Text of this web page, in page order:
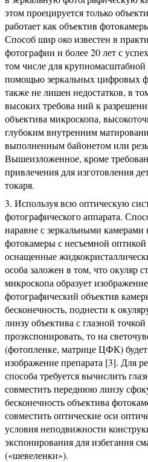
этом проецируется только
работает как объектив
Способ шир око известен в
фотографии и более 20 лет с
том числе для
помощью зеркальных цифровых
также не лишен недостатков, в
высоких требова ний к
объектива микроскопа,
глубоким внутренним
выполненным байонетом или
Вышеизложенное, кроме
привлечения для изготовления
токаря.
Используя всю оптическую
фотографического аппарата.
наравне с зеркальными
фотокамеры с несъемной
оснащенные
особа заложен в том, что окуляр
микроскопа образует
фотографический объектив
бесконечность, поднести к
линзу объектива с глазной
проэкспонировать, то на
(фотопленке, матрице ЦФК) будет
изображение препарата [3]. Для
способа требуется вычислить
совместить переднюю линзу
бесконечность объектива
совместить оптические оси
условия неподвижности
экспонирования для избегания
(«шевеленки»).